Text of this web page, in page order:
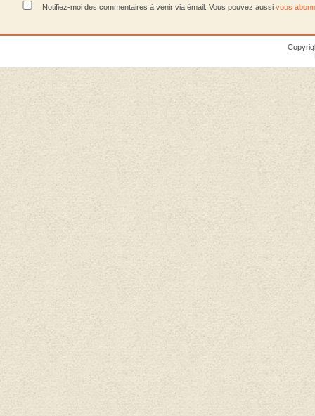
Notifiez-moi des commentaires à venir via émail. Vous pouvez aussi vous